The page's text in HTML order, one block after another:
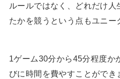
ルールではなく、どれだけ
たかを競うという点もユニー
1ゲーム30分から45分程度か
びに時間を費やすことができ